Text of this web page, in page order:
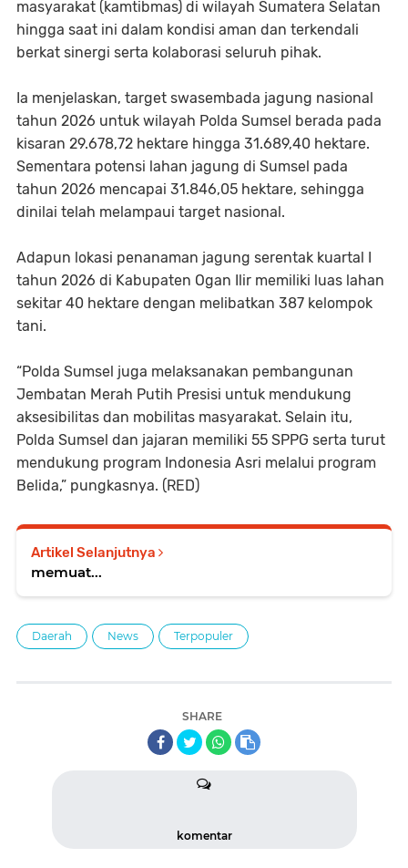
masyarakat (kamtibmas) di wilayah Sumatera Selatan
hingga saat ini dalam kondisi aman dan terkendali
berkat sinergi serta kolaborasi seluruh pihak.
Ia menjelaskan, target swasembada jagung nasional
tahun 2026 untuk wilayah Polda Sumsel berada pada
kisaran 29.678,72 hektare hingga 31.689,40 hektare.
Sementara potensi lahan jagung di Sumsel pada
tahun 2026 mencapai 31.846,05 hektare, sehingga
dinilai telah melampaui target nasional.
Adapun lokasi penanaman jagung serentak kuartal I
tahun 2026 di Kabupaten Ogan Ilir memiliki luas lahan
sekitar 40 hektare dengan melibatkan 387 kelompok
tani.
“Polda Sumsel juga melaksanakan pembangunan
Jembatan Merah Putih Presisi untuk mendukung
aksesibilitas dan mobilitas masyarakat. Selain itu,
Polda Sumsel dan jajaran memiliki 55 SPPG serta turut
mendukung program Indonesia Asri melalui program
Belida,” pungkasnya. (RED)
Artikel Selanjutnya
memuat...
Daerah News Terpopuler
SHARE
komentar